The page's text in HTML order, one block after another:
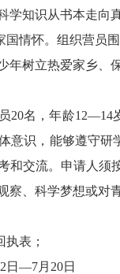
学知识从书本走向
怀。组织营员围
年树立热爱家乡、
名，年龄12—14
意识，能够遵守
和交流。申请人须
察、科学梦想或对
表；
—7月20日